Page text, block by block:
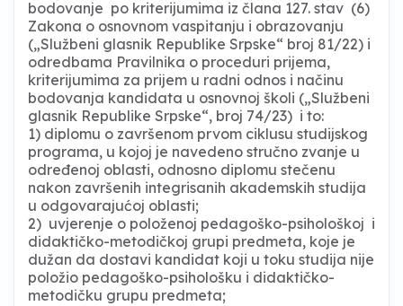
bodovanje po kriterijumima iz člana 127. stav (6)
Zakona o osnovnom vaspitanju i obrazovanju
(„Službeni glasnik Republike Srpske“ broj 81/22) i
odredbama Pravilnika o proceduri prijema,
kriterijumima za prijem u radni odnos i načinu
bodovanja kandidata u osnovnoj školi („Službeni
glasnik Republike Srpske“, broj 74/23) i to:
1) diplomu o završenom prvom ciklusu studijskog
programa, u kojoj je navedeno stručno zvanje u
određenoj oblasti, odnosno diplomu stečenu
nakon završenih integrisanih akademskih studija
u odgovarajućoj oblasti;
2) uvjerenje o položenoj pedagoško-psihološkoj i
didaktičko-metodičkoj grupi predmeta, koje je
dužan da dostavi kandidat koji u toku studija nije
položio pedagoško-psihološku i didaktičko-
metodičku grupu predmeta;